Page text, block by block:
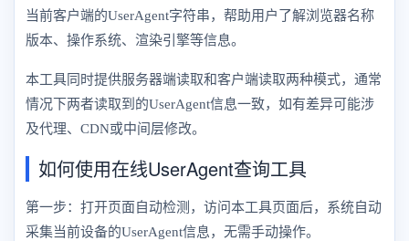
当前客户端的UserAgent字符串，帮助用户了解浏览器名称
版本、操作系统、渲染引擎等信息。
本工具同时提供服务器端读取和客户端读取两种模式，通常
情况下两者读取到的UserAgent信息一致，如有差异可能涉
及代理、CDN或中间层修改。
如何使用在线UserAgent查询工具
第一步：打开页面自动检测，访问本工具页面后，系统自动
采集当前设备的UserAgent信息，无需手动操作。